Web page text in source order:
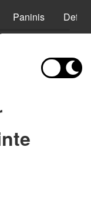
Paninis